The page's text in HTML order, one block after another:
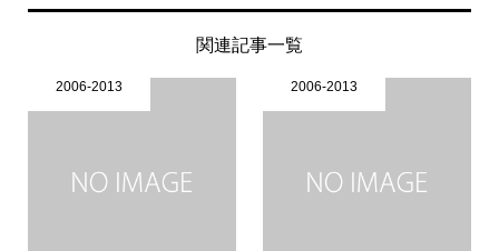
関連記事一覧
2006-2013 2006-2013